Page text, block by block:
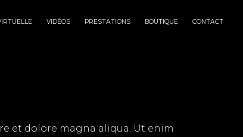
VIDÉOS PRESTATIONS BOUTIQUE CONTACT
et dolore magna aliqua. Ut enim